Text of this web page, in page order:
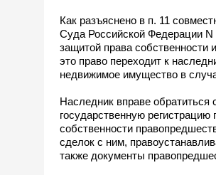
Как разъяснено в п. 11
Суда Российской Федерации N
защитой права
это право переходит к
недвижимое имущество в
Наследник вправе обратиться
государственную
собственности
сделок с ним,
также документы